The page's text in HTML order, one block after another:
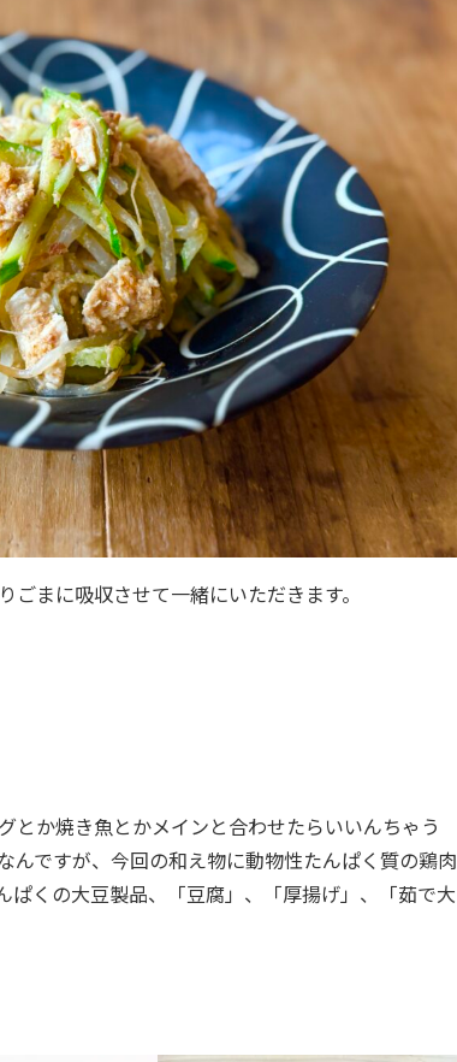
まに吸収させて一緒にいただきます。
とか焼き魚とかメインと合わせたらいいんちゃう
んですが、今回の和え物に動物性たんぱく質の鶏肉
くの大豆製品、「豆腐」、「厚揚げ」、「茹で大